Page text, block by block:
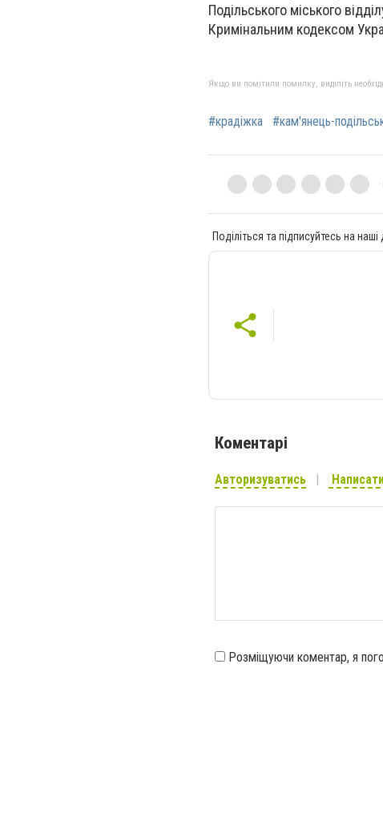
Подільського міського
Кримінальним кодексом
Якщо ви помітили помилку, виділіть
#крадіжка #кам'янець-
Поділіться та підписуйтесь на
Коментарі
Авторизуватись
Розміщуючи коментар, я